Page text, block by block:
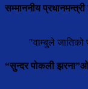
सम्माननीय
"वाम्बुले जातिको
“सुन्दर पोकली